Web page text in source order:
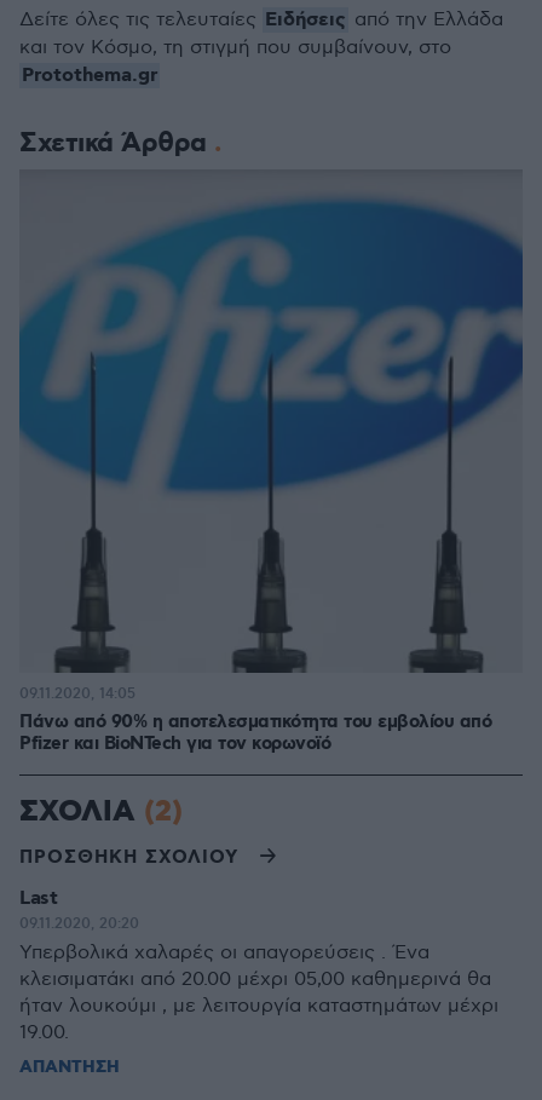
Σχετικά Άρθρα
Πάνω από 90% η αποτελεσματικότητα του εμβολίου από
Pfizer και BioNTech για τον κορωνοϊό
09.11.2020, 14:05
Δείτε όλες τις τελευταίες Ειδήσεις από την Ελλάδα
και τον Κόσμο, τη στιγμή που συμβαίνουν, στο
Protothema.gr
ΣΧΟΛΙΑ (2)
ΠΡΟΣΘΗΚΗ ΣΧΟΛΙΟΥ
Last
09.11.2020, 20:20
Υπερβολικά χαλαρές οι απαγορεύσεις . Ένα
κλεισιματάκι από 20.00 μέχρι 05,00 καθημερινά θα
ήταν λουκούμι , με λειτουργία καταστημάτων μέχρι
19.00.
ΑΠΑΝΤΗΣΗ